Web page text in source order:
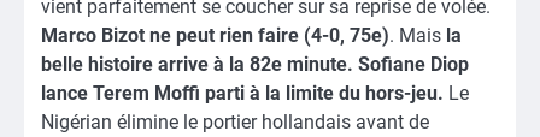
vient parfaitement se coucher sur sa reprise de volée.
Marco Bizot ne peut rien faire (4-0, 75e). Mais la
belle histoire arrive à la 82e minute. Sofiane Diop
lance Terem Moffi parti à la limite du hors-jeu. Le
Nigérian élimine le portier hollandais avant de